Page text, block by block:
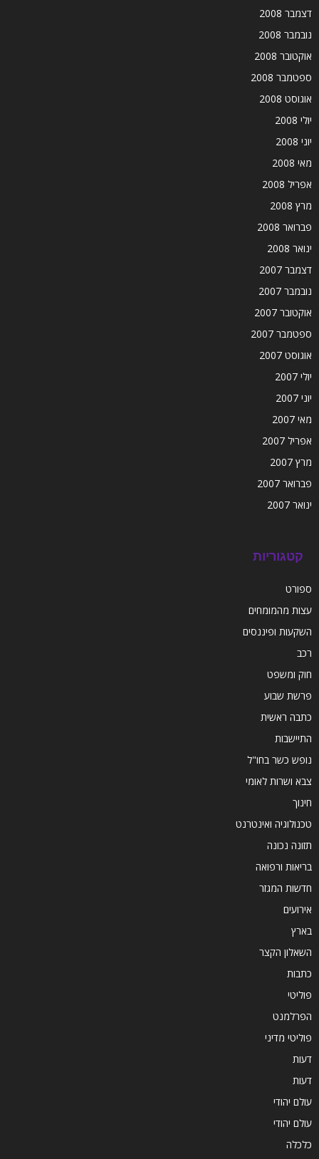
דצמבר 2008
נובמבר 2008
אוקטובר 2008
ספטמבר 2008
אוגוסט 2008
יולי 2008
יוני 2008
מאי 2008
אפריל 2008
מרץ 2008
פברואר 2008
ינואר 2008
דצמבר 2007
נובמבר 2007
אוקטובר 2007
ספטמבר 2007
אוגוסט 2007
יולי 2007
יוני 2007
מאי 2007
אפריל 2007
מרץ 2007
פברואר 2007
ינואר 2007
קטגוריות
ספורט
עצות מהמומחים
השקעות ופיננסים
רכב
חוק ומשפט
פרשת שבוע
כתבה ראשית
התיישבות
נופש כשר בחו"ל
צבא ושרות לאומי
חינוך
טכנולוגיה ואינטרנט
תזונה נכונה
בריאות ורפואה
חדשות המגזר
אירועים
בארץ
השאלון הקצר
כתבות
פוליטי
הפרלמנט
פוליטי מדיני
דעות
דעות
עולם יהודי
עולם יהודי
כלכלה